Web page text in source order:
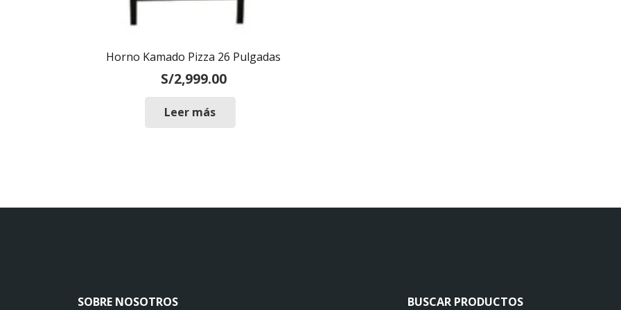
Horno Kamado Pizza 26 Pulgadas
S/2,999.00
Leer más
SOBRE NOSOTROS BUSCAR PRODUCTOS